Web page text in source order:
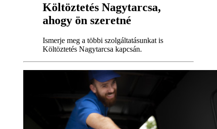
Költöztetés Nagytarcsa,
ahogy ön szeretné
Ismerje meg a többi szolgáltatásunkat is
Költöztetés Nagytarcsa kapcsán.